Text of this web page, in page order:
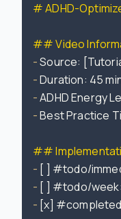
# ADHD-
## Video
-
-
-
- Best Practice
##
-
-
- [x]